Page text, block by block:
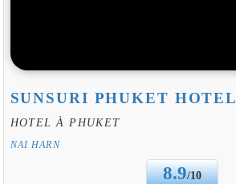
SUNSURI PHUKET HOTEL
HOTEL À PHUKET
NAI HARN
8.9/10